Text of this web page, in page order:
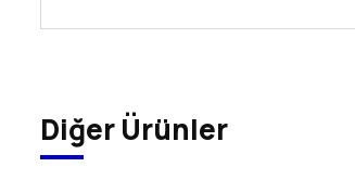
Diğer Ürünler